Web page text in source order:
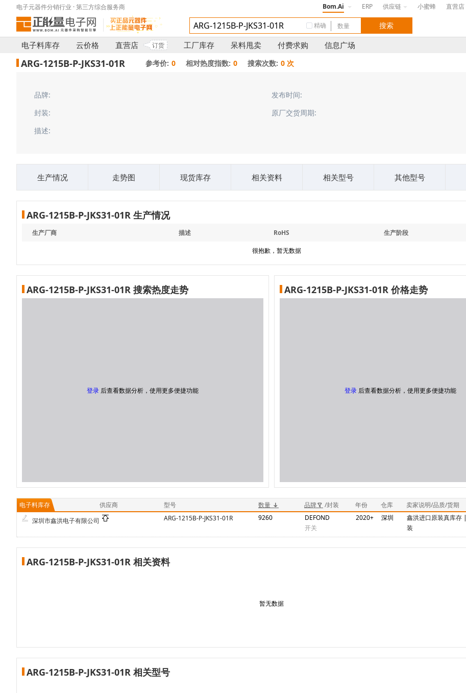
电子元器件分销行业 · 第三方综合服务商 Bom.Ai ERP 供应链 小蜜蜂 直营店
精确
电子料库存 云价格 直营店 订货 工厂库存 呆料甩卖 付费求购 信息广场
ARG-1215B-P-JKS31-01R 参考价: 0 相对热度指数: 0 搜索次数: 0 次
品牌:
发布时间:
封装:
原厂交货周期:
描述:
生产情况 走势图 现货库存 相关资料 相关型号 其他型号
ARG-1215B-P-JKS31-01R 生产情况
生产厂商 描述 RoHS 生产阶段
很抱歉，暂无数据
ARG-1215B-P-JKS31-01R 搜索热度走势
登录 后查看数据分析，使用更多便捷功能
ARG-1215B-P-JKS31-01R 价格走势
登录 后查看数据分析，使用更多便捷功能
电子料库存 供应商 型号 数量 品牌 /封装 年份 仓库 卖家说明/品质/货期
深圳市鑫洪电子有限公司
ARG-1215B-P-JKS31-01R 9260
DEFOND
开关
2020+ 深圳 鑫洪进口原装真库存 |
装
ARG-1215B-P-JKS31-01R 相关资料
暂无数据
ARG-1215B-P-JKS31-01R 相关型号